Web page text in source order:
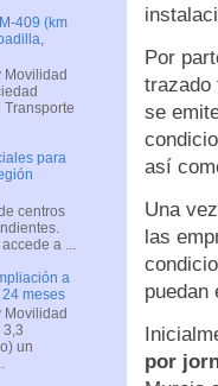
Por
trazado
se
así
Una
las
puedan
por
409 (km
Movilidad
Transporte
para
centros
a ...
a
meses
Movilidad
un